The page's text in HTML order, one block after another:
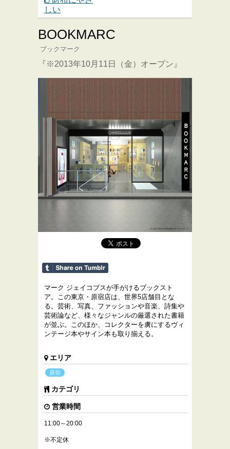
しい
BOOKMARC
ブックマーク
『※2013年10月11日（金）オープン』
マーク ジェイコブスが手がけるブックスト
ア。この東京・原宿店は、世界5店舗目とな
る。芸術、写真、ファッションや音楽、詩集や
芸術論など、様々なジャンルの厳選された書籍
が並ぶ。このほか、コレクターを虜にするヴィ
ンテージ本やサイン本も取り揃える。
エリア
原宿
カテゴリ
営業時間
11:00～20:00
※不定休